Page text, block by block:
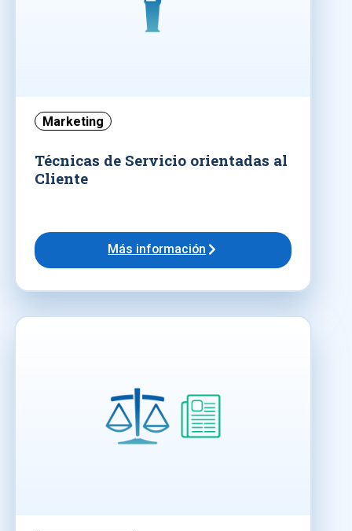
Marketing
Técnicas de Servicio orientadas al
Cliente
Más información